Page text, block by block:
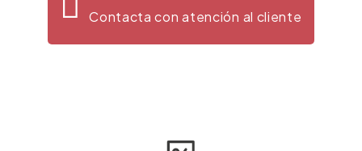
Contacta con atención al cliente